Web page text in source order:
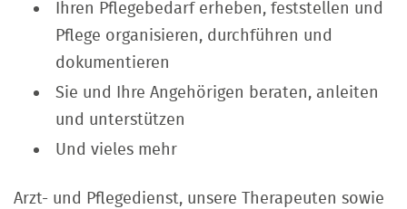
Ihren Pflegebedarf erheben, feststellen und
Pflege organisieren, durchführen und
dokumentieren
Sie und Ihre Angehörigen beraten, anleiten
und unterstützen
Und vieles mehr
Arzt- und Pflegedienst, unsere Therapeuten sowie